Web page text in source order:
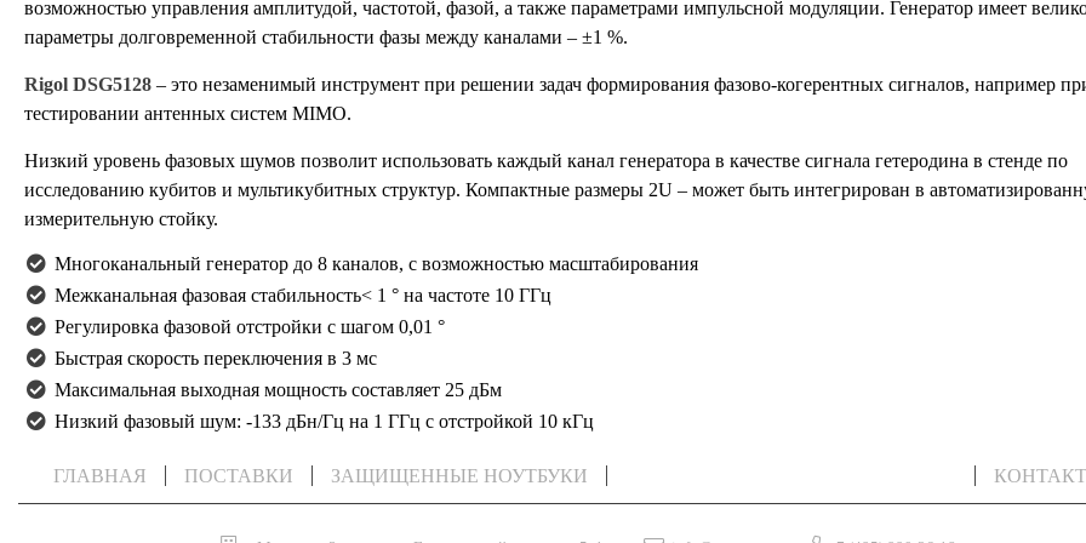
возможностью управления амплитудой, частотой, фазой, а также параметрами импульсной модуляции. Генератор имеет
параметры долговременной стабильности фазы между каналами – ±1 %.
Rigol DSG5128 – это незаменимый инструмент при решении задач формирования фазово-когерентных сигналов, например
тестировании антенных систем MIMO.
Низкий уровень фазовых шумов позволит использовать каждый канал генератора в качестве сигнала гетеродина в стенде по
исследованию кубитов и мультикубитных структур. Компактные размеры 2U – может быть интегрирован в
измерительную стойку.
Многоканальный генератор до 8 каналов, с возможностью масштабирования
Межканальная фазовая стабильность< 1 ° на частоте 10 ГГц
Регулировка фазовой отстройки с шагом 0,01 °
Быстрая скорость переключения в 3 мс
Максимальная выходная мощность составляет 25 дБм
Низкий фазовый шум: -133 дБн/Гц на 1 ГГц с отстройкой 10 кГц
ГЛАВНАЯ ПОСТАВКИ ЗАЩИЩЕННЫЕ НОУТБУКИ